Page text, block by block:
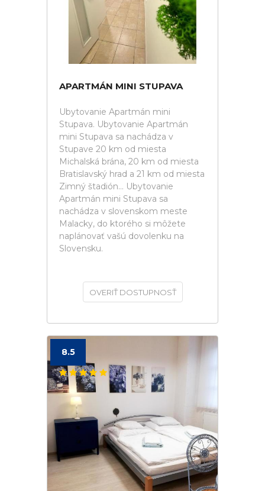
APARTMÁN MINI STUPAVA
Ubytovanie Apartmán mini
Stupava. Ubytovanie Apartmán
mini Stupava sa nachádza v
Stupave 20 km od miesta
Michalská brána, 20 km od miesta
Bratislavský hrad a 21 km od miesta
Zimný štadión... Ubytovanie
Apartmán mini Stupava sa
nachádza v slovenskom meste
Malacky, do ktorého si môžete
naplánovať vašú dovolenku na
Slovensku.
OVERIŤ DOSTUPNOSŤ
8.5